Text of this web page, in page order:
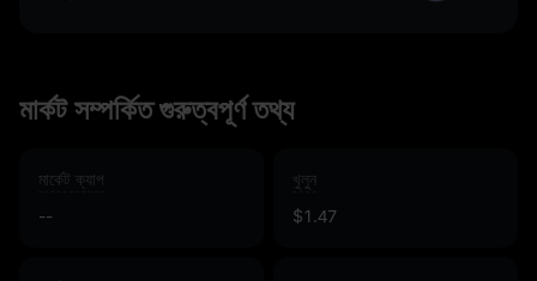
মার্কট সম্পর্কিত গুরুত্বপূর্ণ তথ্য
মার্কেট ক্যাপ
--
খুলুন
$1.47